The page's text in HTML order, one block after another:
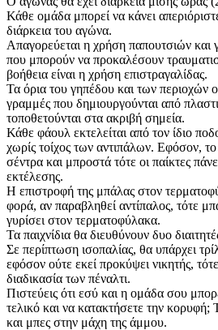
Κάθε ομάδα μπορεί να κάνει
διάρκεια του αγώνα.
Απαγορεύεται η χρήση παπουτσιών και
που μπορούν να προκαλέσουν
βοήθεια είναι η χρήση επιστραγαλίδας.
Τα όρια του γηπέδου και των περιοχών
γραμμές που δημιουργούνται από
τοποθετούνται στα ακριβή σημεία.
Κάθε φάουλ εκτελείται από τον ίδιο
χωρίς τοίχος των αντιπάλων. Εφόσον,
σέντρα και μπροστά τότε οι παίκτες
εκτέλεσης.
Η επιστροφή της μπάλας στον
φορά, αν παραβληθεί αντίπαλος, τότε
γυρίσει στον τερματοφύλακα.
Τα παιχνίδια θα διευθύνουν δυο
Σε περίπτωση ισοπαλίας, θα υπάρχει
εφόσον ούτε εκεί προκύψει νικητής,
διαδικασία των πέναλτι.
Πιστεύεις ότι εσύ και η ομάδα σου
τελικό και να κατακτήσετε την
και μπες στην μάχη της άμμου.